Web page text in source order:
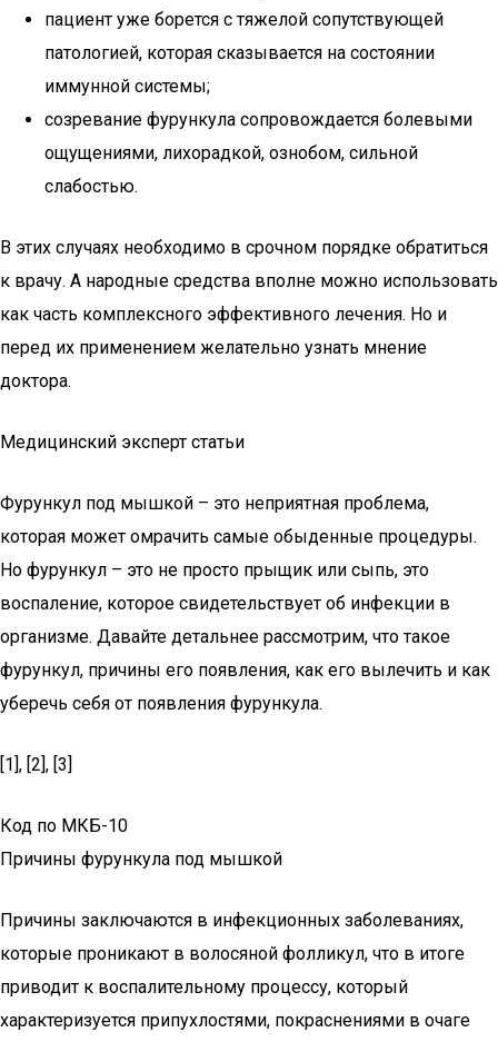
пациент уже борется с тяжелой сопутствующей
патологией, которая сказывается на состоянии
иммунной системы;
созревание фурункула сопровождается болевыми
ощущениями, лихорадкой, ознобом, сильной
слабостью.
В этих случаях необходимо в срочном порядке обратиться
к врачу. А народные средства вполне можно использовать
как часть комплексного эффективного лечения. Но и
перед их применением желательно узнать мнение
доктора.
Медицинский эксперт статьи
Фурункул под мышкой – это неприятная проблема,
которая может омрачить самые обыденные процедуры.
Но фурункул – это не просто прыщик или сыпь, это
воспаление, которое свидетельствует об инфекции в
организме. Давайте детальнее рассмотрим, что такое
фурункул, причины его появления, как его вылечить и как
уберечь себя от появления фурункула.
[1], [2], [3]
Код по МКБ-10
Причины фурункула под мышкой
Причины заключаются в инфекционных заболеваниях,
которые проникают в волосяной фолликул, что в итоге
приводит к воспалительному процессу, который
характеризуется припухлостями, покраснениями в очаге